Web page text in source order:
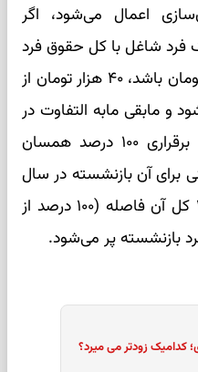
همسان‌سازی اعمال می‌شود، اگر
حقوق یک فرد شاغل با کل حقوق فرد
بازنشسته همان رده ۱۰۰ هزار تومان باشد، ۴۰ هزار تومان از
و مابقی مابه التفاوت در
سال‌های ۱۴۰۴ و ۱۴۰۵ نیز تا برقراری ۱۰۰ درصد همسان
برای آن بازنشسته در سال
آینده ۷۰ درصد و در سال ۱۴۰۵ کل آن فاصله (۱۰۰ درصد از
کدامیک زودتر می میرد؟